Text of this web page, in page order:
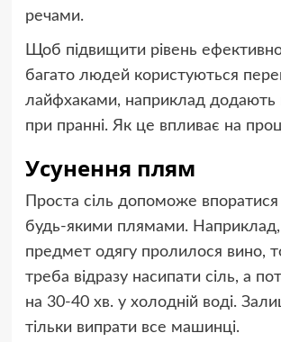
речами.
Щоб підвищити рівень
багато людей користуються
лайфхаками, наприклад додають
при пранні. Як це впливає на
Усунення плям
Проста сіль допоможе
будь-якими плямами.
предмет одягу пролилося вино,
треба відразу насипати сіль, а
на 30-40 хв. у холодній воді.
тільки випрати все машинці.